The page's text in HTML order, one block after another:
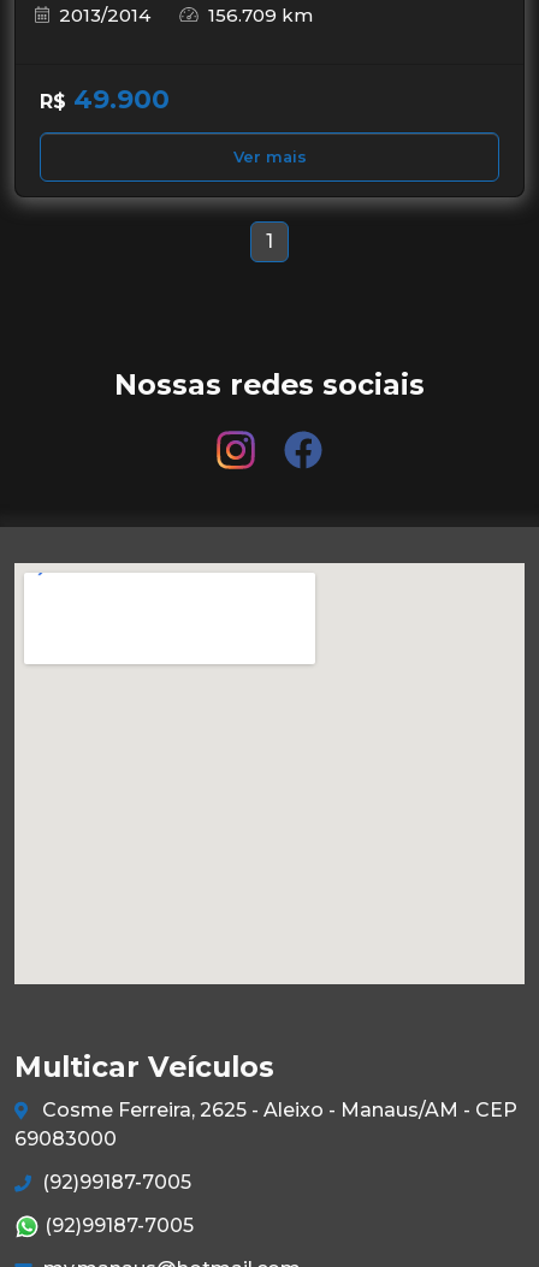
2013/2014
156.709 km
R$ 49.900
Ver mais
1
Nossas redes sociais
Multicar Veículos
Cosme Ferreira, 2625 - Aleixo - Manaus/AM - CEP
69083000
(92)99187-7005
(92)99187-7005